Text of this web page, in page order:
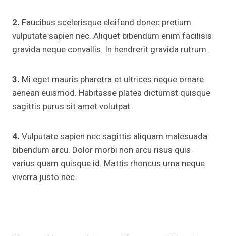
2. Faucibus scelerisque eleifend donec pretium
vulputate sapien nec. Aliquet bibendum enim facilisis
gravida neque convallis. In hendrerit gravida rutrum.
3. Mi eget mauris pharetra et ultrices neque ornare
aenean euismod. Habitasse platea dictumst quisque
sagittis purus sit amet volutpat.
4. Vulputate sapien nec sagittis aliquam malesuada
bibendum arcu. Dolor morbi non arcu risus quis
varius quam quisque id. Mattis rhoncus urna neque
viverra justo nec.